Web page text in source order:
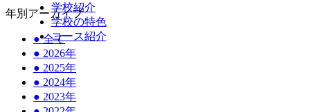
学校紹介
学校の特色
コース紹介
年別アーカイブ
●全て
● 2026年
● 2025年
● 2024年
● 2023年